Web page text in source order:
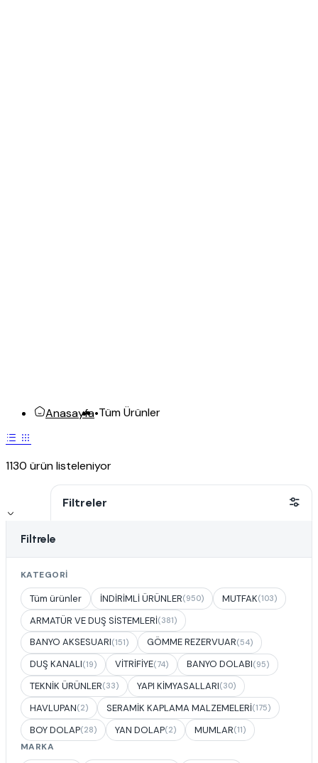
Anasayfa•Tüm Ürünler
1130 ürün listeleniyor
Filtreler
Filtrele
KATEGORI
Tüm ürünler İNDİRİMLİ ÜRÜNLER(950) MUTFAK(103)
ARMATÜR VE DUŞ SİSTEMLERİ(381)
BANYO AKSESUARI(151) GÖMME REZERVUAR(54)
DUŞ KANALI(19) VİTRİFİYE(74) BANYO DOLABI(95)
TEKNİK ÜRÜNLER(33) YAPI KİMYASALLARI(30)
HAVLUPAN(2) SERAMİK KAPLAMA MALZEMELERİ(175)
BOY DOLAP(28) YAN DOLAP(2) MUMLAR(11)
MARKA